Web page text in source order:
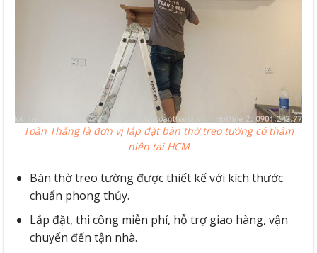
Toàn Thắng là đơn vị lắp đặt bàn thờ treo tường có thâm
niên tại HCM
Bàn thờ treo tường được thiết kế với kích thước
chuẩn phong thủy.
Lắp đặt, thi công miễn phí, hỗ trợ giao hàng, vận
chuyển đến tận nhà.